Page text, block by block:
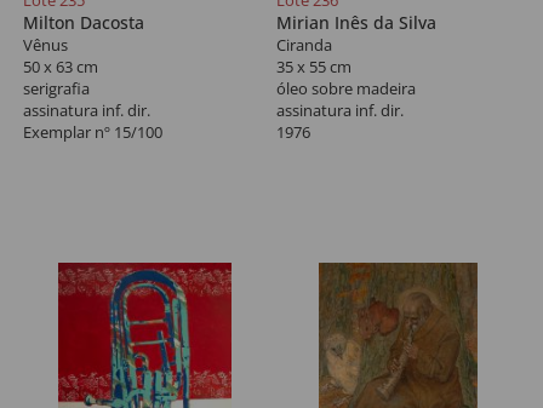
Milton Dacosta
Vênus
50 x 63 cm
serigrafia
assinatura inf. dir.
Exemplar nº 15/100
Mirian Inês da Silva
Ciranda
35 x 55 cm
óleo sobre madeira
assinatura inf. dir.
1976